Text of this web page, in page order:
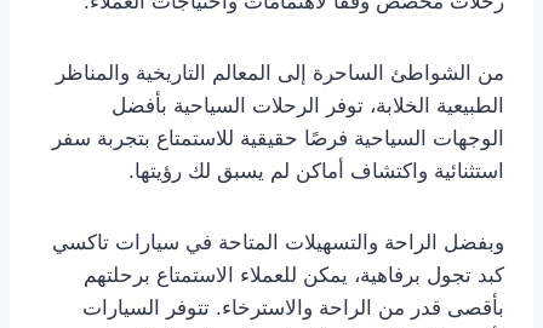
من الشواطئ الساحرة إلى المعالم التاريخية والمناظر
الطبيعية الخلابة، توفر الرحلات السياحية بأفضل
الوجهات السياحية فرصًا حقيقية للاستمتاع بتجربة سفر
استثنائية واكتشاف أماكن لم يسبق لك رؤيتها.
وبفضل الراحة والتسهيلات المتاحة في سيارات تاكسي
كبد تجول برفاهية، يمكن للعملاء الاستمتاع برحلتهم
بأقصى قدر من الراحة والاسترخاء. تتوفر السيارات